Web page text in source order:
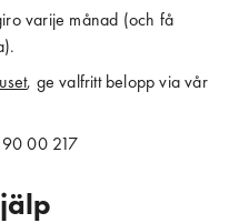
varije månad (och få
, ge valfritt belopp via vår
90 00 217